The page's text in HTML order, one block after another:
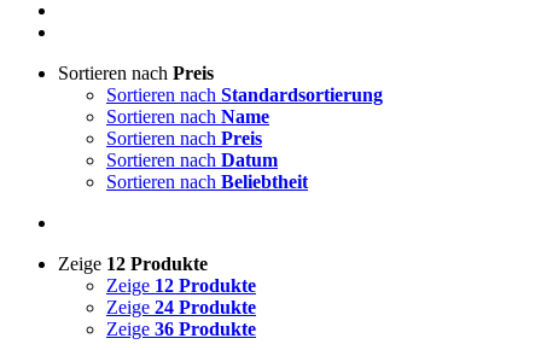
Sortieren nach Preis
Sortieren nach Standardsortierung
Sortieren nach Name
Sortieren nach Preis
Sortieren nach Datum
Sortieren nach Beliebtheit
Zeige 12 Produkte
Zeige 12 Produkte
Zeige 24 Produkte
Zeige 36 Produkte